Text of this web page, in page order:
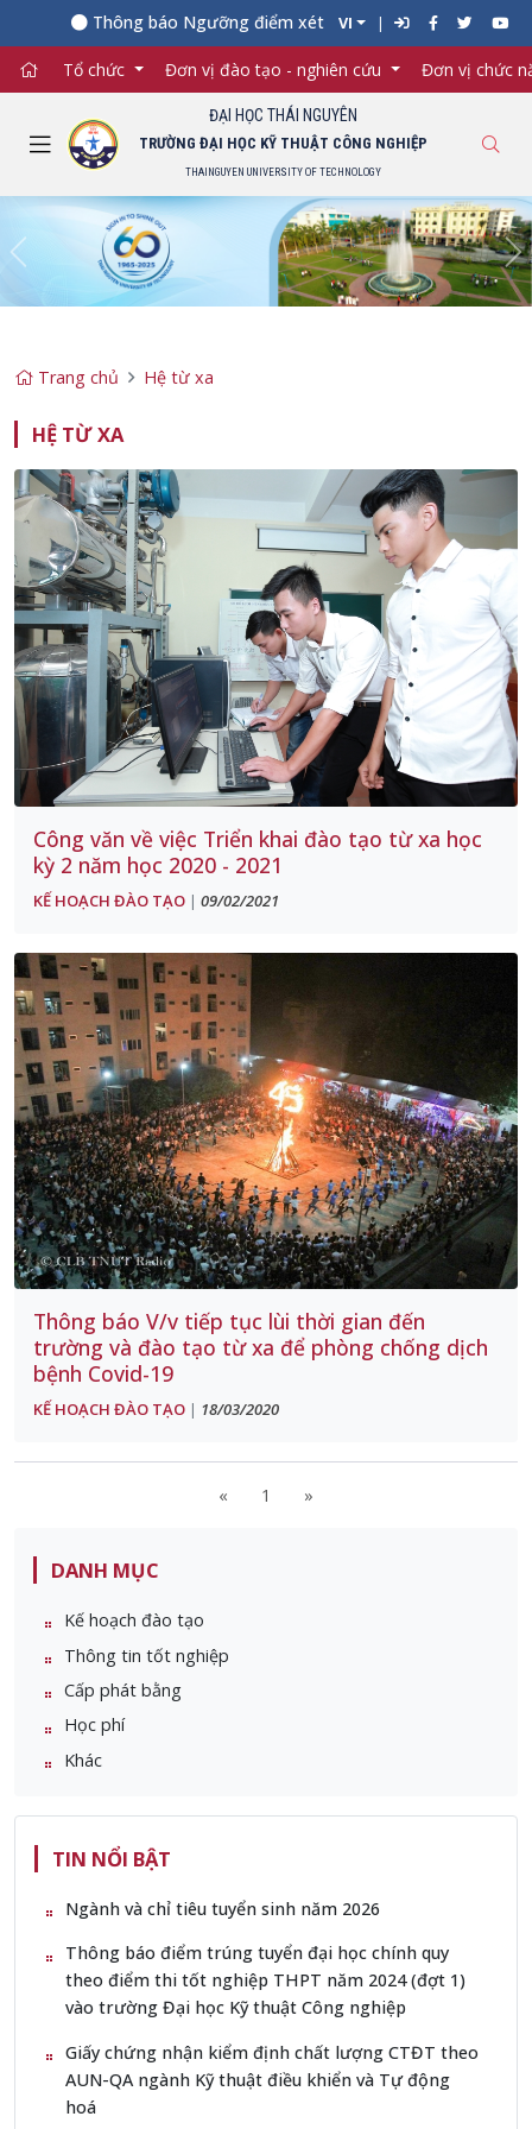
Thông báo Ngưỡng điểm xét tuyển đối với từng ngành
VI
Tổ chức Đơn vị đào tạo - nghiên cứu Đơn vị chức
ĐẠI HỌC THÁI NGUYÊN
TRƯỜNG ĐẠI HỌC KỸ THUẬT CÔNG NGHIỆP
THAINGUYEN UNIVERSITY OF TECHNOLOGY
Previous
Trang chủ Hệ từ xa
HỆ TỪ XA
Công văn về việc Triển khai đào tạo từ xa học
kỳ 2 năm học 2020 - 2021
KẾ HOẠCH ĐÀO TẠO | 09/02/2021
Thông báo V/v tiếp tục lùi thời gian đến
trường và đào tạo từ xa để phòng chống dịch
bệnh Covid-19
KẾ HOẠCH ĐÀO TẠO | 18/03/2020
« 1 »
DANH MỤC
Kế hoạch đào tạo
Thông tin tốt nghiệp
Cấp phát bằng
Học phí
Khác
TIN NỔI BẬT
Ngành và chỉ tiêu tuyển sinh năm 2026
Thông báo điểm trúng tuyển đại học chính quy
theo điểm thi tốt nghiệp THPT năm 2024 (đợt 1)
vào trường Đại học Kỹ thuật Công nghiệp
Giấy chứng nhận kiểm định chất lượng CTĐT theo
AUN-QA ngành Kỹ thuật điều khiển và Tự động
hoá